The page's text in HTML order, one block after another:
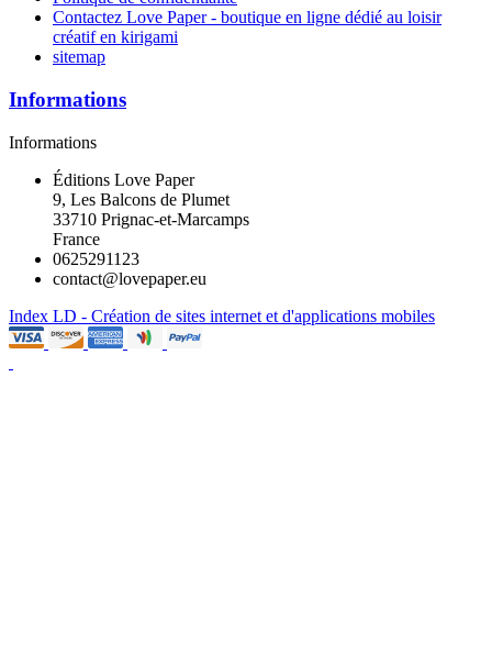
Contactez Love Paper - boutique en ligne dédié au loisir
créatif en kirigami
sitemap
Informations
Informations
Éditions Love Paper
9, Les Balcons de Plumet
33710 Prignac-et-Marcamps
France
0625291123
contact@lovepaper.eu
Index LD - Création de sites internet et d'applications mobiles